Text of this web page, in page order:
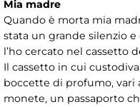
Mia madre
Quando è morta mia
stata un grande silenzio
l’ho cercato nel cassetto
Il cassetto in cui
boccette di profumo, vari
monete, un passaporto